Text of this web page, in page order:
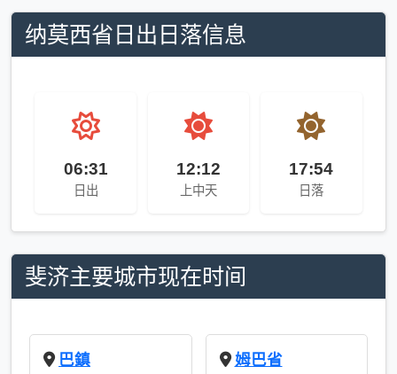
纳莫西省日出日落信息
06:31
日出
12:12
上中天
17:54
日落
斐济主要城市现在时间
巴鎮 姆巴省